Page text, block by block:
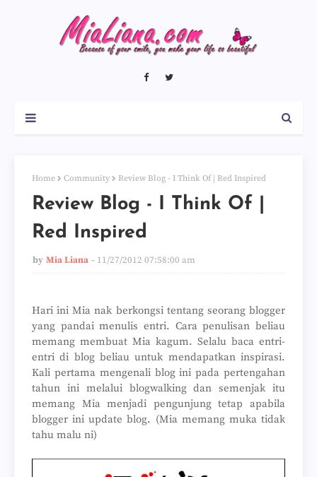
Home Community Review Blog - I Think Of | Red Inspired
Review Blog - I Think Of |
Red Inspired
by Mia Liana 11/27/2012 07:58:00 am
Hari ini Mia nak berkongsi tentang seorang blogger
yang pandai menulis entri. Cara penulisan beliau
memang membuat Mia kagum. Selalu baca entri-
entri di blog beliau untuk mendapatkan inspirasi.
Kali pertama mengenali blog ini pada pertengahan
tahun ini melalui blogwalking dan semenjak itu
memang Mia menjadi pengunjung tetap apabila
blogger ini update blog. (Mia memang muka tidak
tahu malu ni)